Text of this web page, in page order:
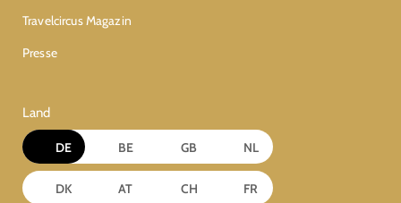
Travelcircus Magazin
Presse
Land
DE BE GB NL
DK AT CH FR